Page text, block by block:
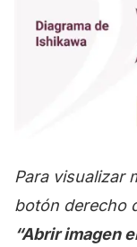
Para visualizar
botón derecho
“Abrir imagen